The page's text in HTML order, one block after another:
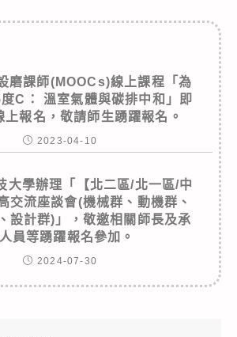
磨課師(MOOCs)線上課程「為
C： 溫室氣體與碳排中和」即
上報名，敬請師生踴躍報名。
2023-04-10
大學辦理「【北二區/北一區/中
交流座談會(機械群、動機群、
設計群)」，敬邀相關師長及承
員等踴躍報名參加。
2024-07-30